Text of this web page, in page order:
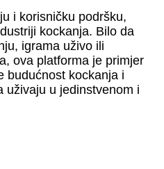
i korisničku podršku,
kockanja. Bilo da
igrama uživo ili
ova platforma je primjer
budućnost kockanja i
uživaju u jedinstvenom i